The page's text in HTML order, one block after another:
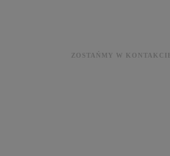
ZOSTAŃMY W KONTAKCIE